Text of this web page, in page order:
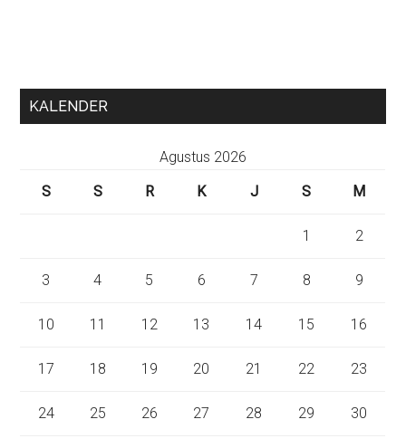
KALENDER
Agustus 2026
S
S R K J S M
1 2
3 4 5 6 7 8 9
10 11 12 13 14 15 16
17 18 19 20 21 22 23
24 25 26 27 28 29 30